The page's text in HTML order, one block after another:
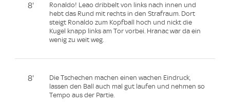
8'
Ronaldo! Leao dribbelt von links nach innen und
hebt das Rund mit rechts in den Strafraum. Dort
steigt Ronaldo zum Kopfball hoch und nickt die
Kugel knapp links am Tor vorbei. Hranac war da ein
wenig zu weit weg.
8'
Die Tschechen machen einen wachen Eindruck,
lassen den Ball auch mal gut laufen und nehmen so
Tempo aus der Partie.